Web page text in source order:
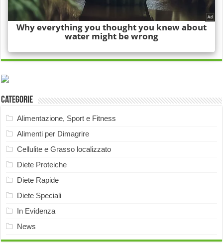
Categorie
Alimentazione, Sport e Fitness
Alimenti per Dimagrire
Cellulite e Grasso localizzato
Diete Proteiche
Diete Rapide
Diete Speciali
In Evidenza
News